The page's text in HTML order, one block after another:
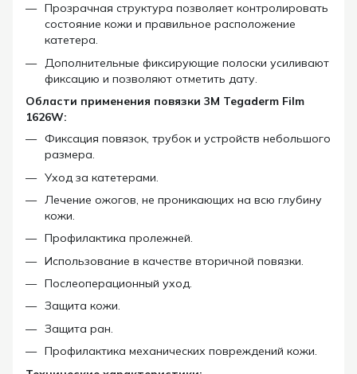
Прозрачная структура позволяет контролировать
состояние кожи и правильное расположение
катетера.
Дополнительные фиксирующие полоски усиливают
фиксацию и позволяют отметить дату.
Области применения повязки 3M Tegaderm Film
1626W:
Фиксация повязок, трубок и устройств небольшого
размера.
Уход за катетерами.
Лечение ожогов, не проникающих на всю глубину
кожи.
Профилактика пролежней.
Использование в качестве вторичной повязки.
Послеоперационный уход.
Защита кожи.
Защита ран.
Профилактика механических повреждений кожи.